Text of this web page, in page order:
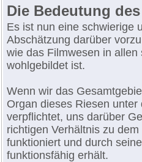
Die Bedeutung
Es ist nun eine schwierige
Abschätzung darüber
wie das Filmwesen in
wohlgebildet ist.
Wenn wir das
Organ dieses Riesen
verpflichtet, uns darüber
richtigen Verhältnis zu
funktioniert und durch
funktionsfähig erhält.